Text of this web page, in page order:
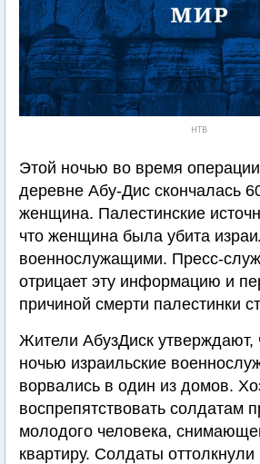
НТВ
Этой ночью во время
деревне Абу-Дис скончалась
женщина. Палестинские
что женщина была убита
военнослужащими. Пресс-
отрицает эту информацию и
причиной смерти палестинки
Жители АбузДиск утверждают,
ночью израильские
ворвались в один из домов.
воспрепятствовать солдатам
молодого человека,
квартиру. Солдаты оттолкнули